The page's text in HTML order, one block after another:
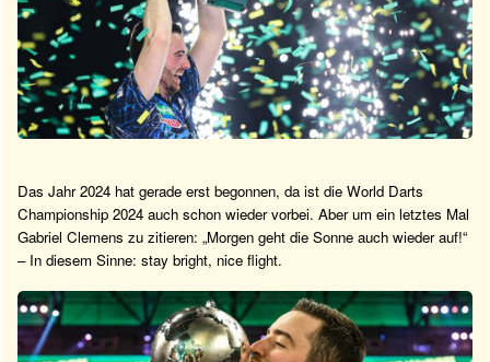
Das Jahr 2024 hat gerade erst begonnen, da ist die World Darts
Championship 2024 auch schon wieder vorbei. Aber um ein letztes Mal
Gabriel Clemens zu zitieren: „Morgen geht die Sonne auch wieder auf!“
– In diesem Sinne: stay bright, nice flight.